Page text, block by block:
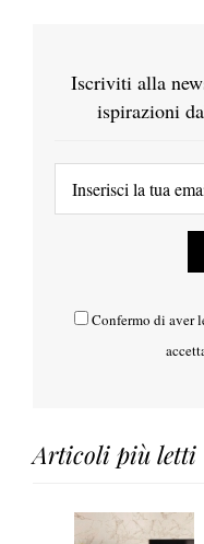
Iscriviti alla
ispirazioni
Confermo di aver
Articoli più letti